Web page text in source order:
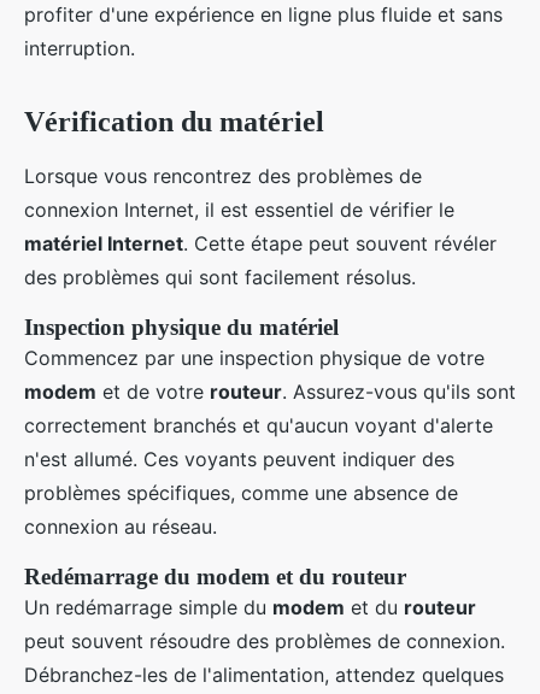
profiter d'une expérience en ligne plus fluide et sans
interruption.
Vérification du matériel
Lorsque vous rencontrez des problèmes de
connexion Internet, il est essentiel de vérifier le
matériel Internet. Cette étape peut souvent révéler
des problèmes qui sont facilement résolus.
Inspection physique du matériel
Commencez par une inspection physique de votre
modem et de votre routeur. Assurez-vous qu'ils sont
correctement branchés et qu'aucun voyant d'alerte
n'est allumé. Ces voyants peuvent indiquer des
problèmes spécifiques, comme une absence de
connexion au réseau.
Redémarrage du modem et du routeur
Un redémarrage simple du modem et du routeur
peut souvent résoudre des problèmes de connexion.
Débranchez-les de l'alimentation, attendez quelques